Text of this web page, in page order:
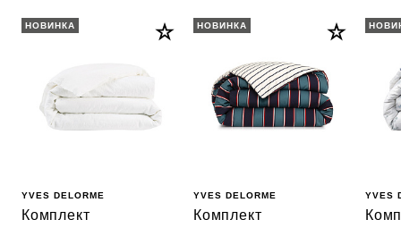
НОВИНКА
YVES DELORME
Комплект
НОВИНКА
YVES DELORME
Комплект
YVES